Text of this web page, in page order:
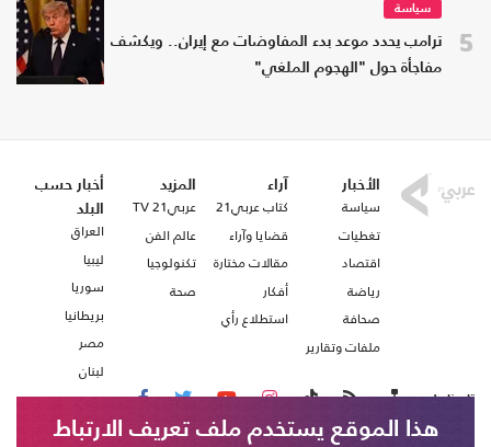
5
سياسة
ترامب يحدد موعد بدء المفاوضات مع إيران.. ويكشف
مفاجأة حول "الهجوم الملغي"
الأخبار
سياسة
تغطيات
اقتصاد
رياضة
صحافة
ملفات وتقارير
آراء
كتاب عربي21
قضايا وآراء
مقالات مختارة
أفكار
استطلاع رأي
المزيد
عربي21 TV
عالم الفن
تكنولوجيا
صحة
أخبار حسب
البلد
العراق
ليبيا
سوريا
بريطانيا
مصر
لبنان
تابعنا على
هذا الموقع يستخدم ملف تعريف الارتباط